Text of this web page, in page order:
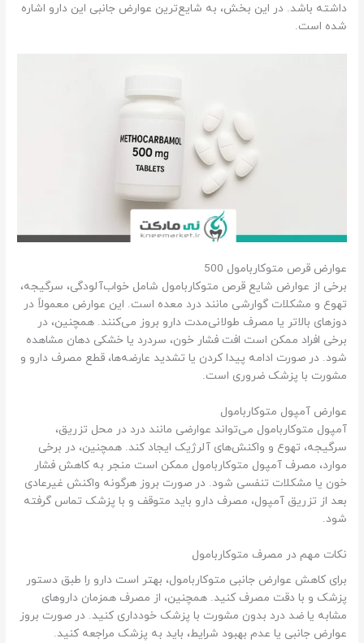
داشته باشد. در این بخش، به شایع‌ترین عوارض جانبی این دارو اشاره
شده است.
عوارض قرص متوکاربامول 500
برخی از عوارض شایع قرص متوکاربامول شامل خواب‌آلودگی، سرگیجه،
تهوع و مشکلات گوارشی مانند درد معده است. این عوارض معمولاً در
دوزهای بالاتر یا مصرف طولانی‌مدت دارو بروز می‌کنند. همچنین، در
برخی افراد ممکن است افت فشار خون، سردرد یا خشکی دهان مشاهده
شود. در صورت ادامه پیدا کردن یا تشدید عارضه‌ها، قطع مصرف دارو و
مشورت با پزشک ضروری است.
عوارض آمپول متوکاربامول
آمپول متوکاربامول می‌تواند عوارضی مانند درد در محل تزریق،
سرگیجه، تهوع و واکنش‌های آلرژیک ایجاد کند. همچنین، در برخی
موارد، مصرف آمپول متوکاربامول ممکن است منجر به کاهش فشار
خون یا مشکلات تنفسی شود. در صورت بروز هرگونه واکنش غیرعادی
بعد از تزریق آمپول، مصرف دارو باید متوقف و با پزشک تماس گرفته
شود.
نکات مهم در مصرف متوکاربامول
برای کاهش عوارض جانبی متوکاربامول، بهتر است دارو را طبق دستور
پزشک و با دقت مصرف کنید. همچنین، از مصرف همزمان داروهای
مشابه یا ضد درد بدون مشورت با پزشک خودداری کنید. در صورت بروز
عوارض جانبی یا عدم بهبود شرایط، باید به پزشک مراجعه کنید.